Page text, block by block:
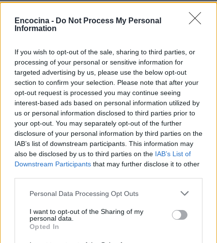
Encocina - Do Not Process My Personal
Information
If you wish to opt-out of the sale, sharing to third parties, or
processing of your personal or sensitive information for
targeted advertising by us, please use the below opt-out
section to confirm your selection. Please note that after your
opt-out request is processed you may continue seeing
interest-based ads based on personal information utilized by
us or personal information disclosed to third parties prior to
your opt-out. You may separately opt-out of the further
disclosure of your personal information by third parties on the
IAB’s list of downstream participants. This information may
also be disclosed by us to third parties on the IAB’s List of
Downstream Participants that may further disclose it to other
Please note that this website/app uses one or more Google
not limited to your visit or usage behaviour. You may click to
grant or deny consent to Google and its third-party tags to
use your data for below specified purposes in below Google
Personal Data Processing Opt Outs
I want to opt-out of the Sharing of my
personal data.
Opted In
Sigue leyendo
RECETAS
Plan de comidas semanal con recetas rápidas y
económicas